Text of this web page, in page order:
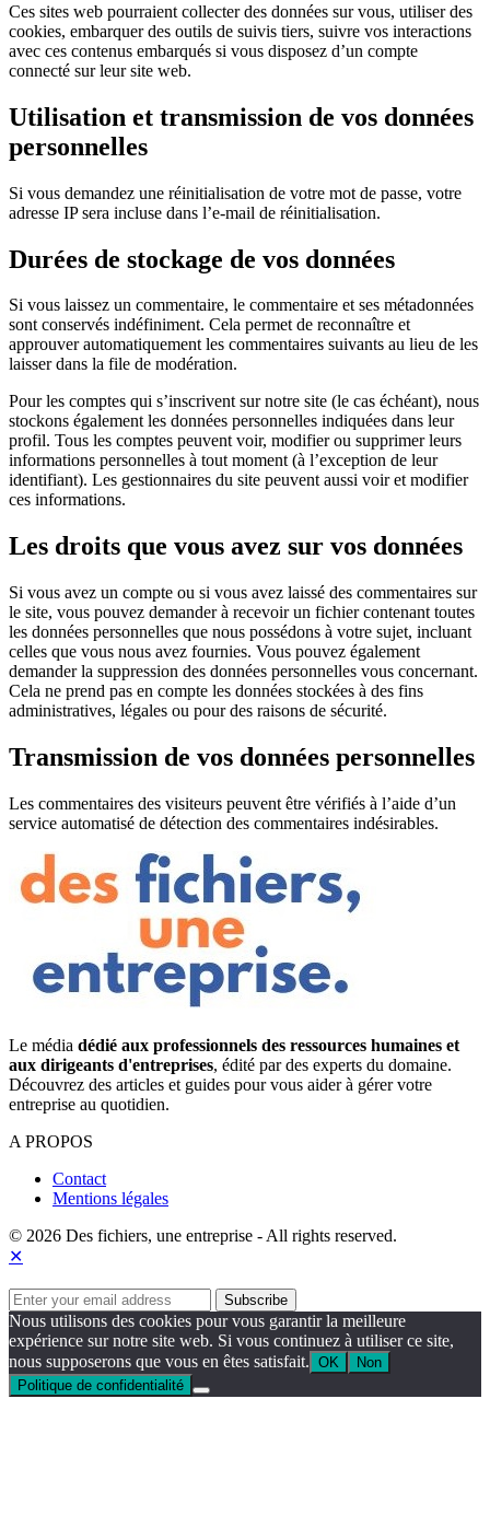
Ces sites web pourraient collecter des données sur vous, utiliser des
cookies, embarquer des outils de suivis tiers, suivre vos interactions
avec ces contenus embarqués si vous disposez d’un compte
connecté sur leur site web.
Utilisation et transmission de vos données
personnelles
Si vous demandez une réinitialisation de votre mot de passe, votre
adresse IP sera incluse dans l’e-mail de réinitialisation.
Durées de stockage de vos données
Si vous laissez un commentaire, le commentaire et ses métadonnées
sont conservés indéfiniment. Cela permet de reconnaître et
approuver automatiquement les commentaires suivants au lieu de les
laisser dans la file de modération.
Pour les comptes qui s’inscrivent sur notre site (le cas échéant), nous
stockons également les données personnelles indiquées dans leur
profil. Tous les comptes peuvent voir, modifier ou supprimer leurs
informations personnelles à tout moment (à l’exception de leur
identifiant). Les gestionnaires du site peuvent aussi voir et modifier
ces informations.
Les droits que vous avez sur vos données
Si vous avez un compte ou si vous avez laissé des commentaires sur
le site, vous pouvez demander à recevoir un fichier contenant toutes
les données personnelles que nous possédons à votre sujet, incluant
celles que vous nous avez fournies. Vous pouvez également
demander la suppression des données personnelles vous concernant.
Cela ne prend pas en compte les données stockées à des fins
administratives, légales ou pour des raisons de sécurité.
Transmission de vos données personnelles
Les commentaires des visiteurs peuvent être vérifiés à l’aide d’un
service automatisé de détection des commentaires indésirables.
Le média dédié aux professionnels des ressources humaines et
aux dirigeants d'entreprises, édité par des experts du domaine.
Découvrez des articles et guides pour vous aider à gérer votre
entreprise au quotidien.
A PROPOS
Contact
Mentions légales
© 2026 Des fichiers, une entreprise - All rights reserved.
✕
Nous utilisons des cookies pour vous garantir la meilleure
expérience sur notre site web. Si vous continuez à utiliser ce site,
nous supposerons que vous en êtes satisfait. OK
Non
Politique de confidentialité